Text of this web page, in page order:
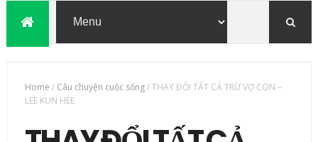
Home / Câu chuyện cuộc sống/THAY ĐỔI TẤT CẢ TRỪ VỢ CON –
LEE KUN HEE